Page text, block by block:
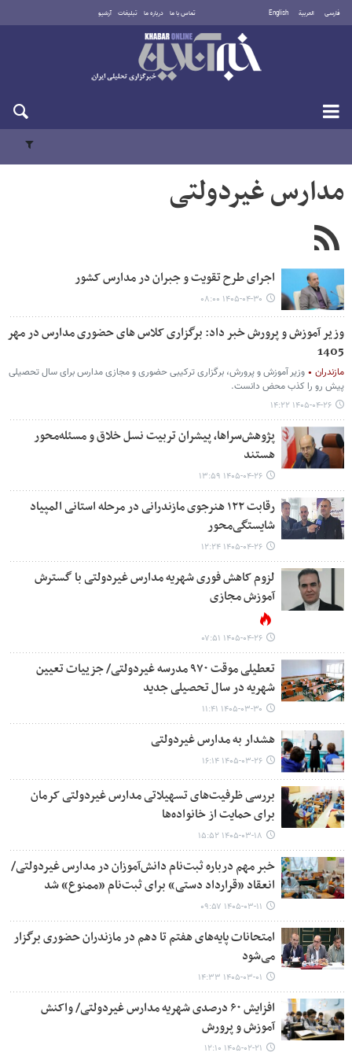
فارسی العربية English تماس با ما درباره ما تبلیغات آرشیو
شنبه ۱۷ مرداد ۱۴۰۵
مدارس غیردولتی
اجرای طرح تقویت و جبران در مدارس کشور
۱۴۰۵-۰۴-۳۰ ۰۸:۰۰
وزیر آموزش و پرورش خبر داد: برگزاری کلاس های حضوری مدارس در مهر
1405
مازندران
وزیر آموزش و پرورش، برگزاری ترکیبی حضوری و مجازی مدارس برای سال تحصیلی
پیش رو را کذب محض دانست.
۱۴۰۵-۰۴-۲۶ ۱۴:۲۲
پژوهش‌سراها، پیشران تربیت نسل خلاق و مسئله‌محور
هستند
۱۴۰۵-۰۴-۲۶ ۱۳:۵۹
رقابت ۱۲۲ هنرجوی مازندرانی در مرحله استانی المپیاد
شایستگی‌محور
۱۴۰۵-۰۴-۲۶ ۱۲:۲۴
لزوم کاهش فوری شهریه مدارس غیردولتی با گسترش
آموزش مجازی
۱۴۰۵-۰۴-۲۶ ۰۷:۵۱
تعطیلی موقت ۹۷۰ مدرسه غیردولتی/ جزییات تعیین
شهریه در سال تحصیلی جدید
۱۴۰۵-۰۳-۳۰ ۱۱:۴۱
هشدار به مدارس غیردولتی
۱۴۰۵-۰۳-۲۶ ۱۶:۱۴
بررسی ظرفیت‌های تسهیلاتی مدارس غیردولتی کرمان
برای حمایت از خانواده‌ها
۱۴۰۵-۰۳-۱۸ ۱۵:۵۲
خبر مهم درباره ثبت‌نام دانش‌آموزان در مدارس غیردولتی/
انعقاد «قرارداد دستی» برای ثبت‌نام «ممنوع» شد
۱۴۰۵-۰۳-۱۱ ۰۹:۵۷
امتحانات پایه‌های هفتم تا دهم در مازندران حضوری برگزار
می‌شود
۱۴۰۵-۰۳-۰۱ ۱۴:۳۳
افزایش ۶۰ درصدی شهریه مدارس غیردولتی/ واکنش
آموزش و پرورش
۱۴۰۵-۰۲-۲۱ ۱۲:۱۰